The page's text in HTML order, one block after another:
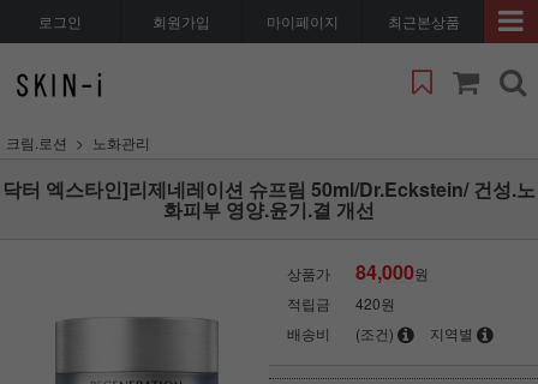
로그인 회원가입 마이페이지 최근본상품
크림.로션 노화관리
닥터 엑스타인]리제네레이션 슈프림 50ml/Dr.Eckstein/ 건성.노
화피부 영양.윤기.결 개선
상품가 84,000원
적립금
420원
배송비
(조건) 지역별